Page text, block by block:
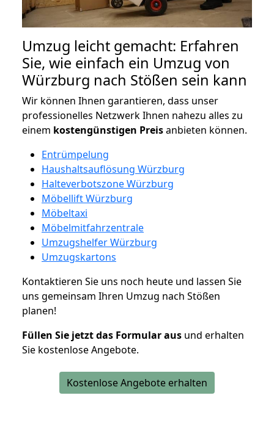
Umzug leicht gemacht: Erfahren
Sie, wie einfach ein Umzug von
Würzburg nach Stößen sein kann
Wir können Ihnen garantieren, dass unser
professionelles Netzwerk Ihnen nahezu alles zu
einem kostengünstigen Preisanbieten können.
Entrümpelung
Haushaltsauflösung Würzburg
Halteverbotszone Würzburg
Möbellift Würzburg
Möbeltaxi
Möbelmitfahrzentrale
Umzugshelfer Würzburg
Umzugskartons
Kontaktieren Sie uns noch heute und lassen Sie
uns gemeinsam Ihren Umzug nach Stößen
planen!
Füllen Sie jetzt das Formular aus und erhalten
Sie kostenlose Angebote.
Kostenlose Angebote erhalten